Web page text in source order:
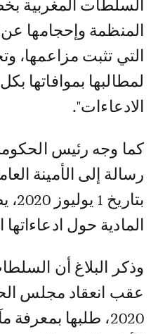
السلطات المغربية
المنظمة وإحجامها عن
التي تثبت مزاعمها،
لمطالبها بموافاتها
الادعاءات".
كما وجه رئيس
رسالة إلى الأمينة
المادية حول
وذكر البلاغ أن
2020، طلبها